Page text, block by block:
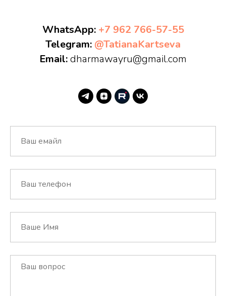
WhatsApp: +7 962 766-57-55
Telegram: @TatianaKartseva
Email:dharmawayru@gmail.com